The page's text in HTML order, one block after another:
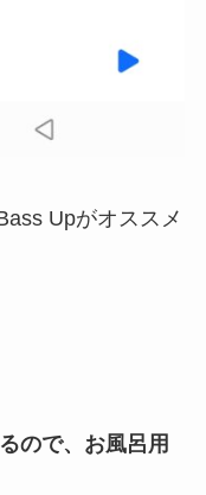
Upがオススメ
ので、お風呂用